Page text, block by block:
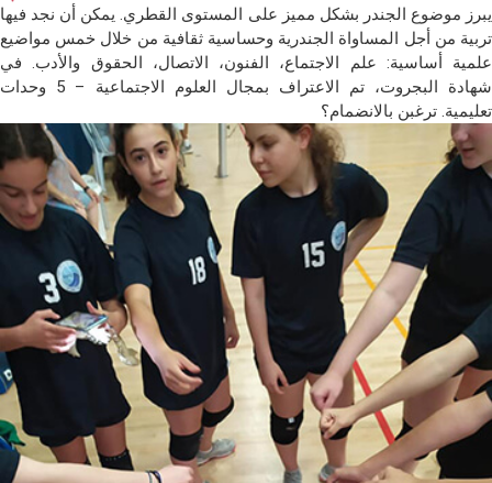
يبرز موضوع الجندر بشكل مميز على المستوى القطري. يمكن أن نجد فيها
تربية من أجل المساواة الجندرية وحساسية ثقافية من خلال خمس مواضيع
علمية أساسية: علم الاجتماع، الفنون، الاتصال، الحقوق والأدب. في
شهادة البجروت، تم الاعتراف بمجال العلوم الاجتماعية – 5 وحدات
تعليمية. ترغبن بالانضمام؟